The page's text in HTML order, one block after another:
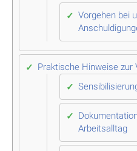
Vorgehen bei
Praktische Hinweise zur
Arbeitsalltag